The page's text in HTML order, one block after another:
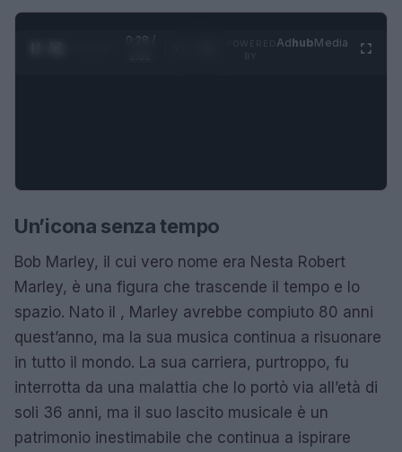
0:28 /
AdhubMedia
Un’icona senza tempo
Bob Marley, il cui vero nome era Nesta Robert
Marley, è una figura che trascende il tempo e lo
spazio. Nato il , Marley avrebbe compiuto 80 anni
quest’anno, ma la sua musica continua a risuonare
in tutto il mondo. La sua carriera, purtroppo, fu
interrotta da una malattia che lo portò via all’età di
soli 36 anni, ma il suo lascito musicale è un
patrimonio inestimabile che continua a ispirare